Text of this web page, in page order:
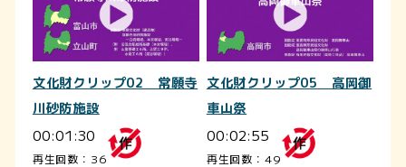
文化財クリップ02 常願寺
川砂防施設
00:01:30
再生回数：36
文化財クリップ05 高岡御
車山祭
00:02:55
再生回数：49